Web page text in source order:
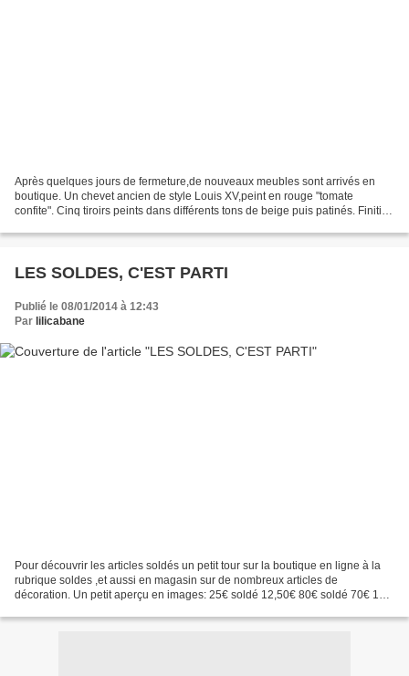
Après quelques jours de fermeture,de nouveaux meubles sont arrivés en
boutique. Un chevet ancien de style Louis XV,peint en rouge "tomate
confite". Cinq tiroirs peints dans différents tons de beige puis patinés. Finition
LES SOLDES, C'EST PARTI
Publié le 08/01/2014 à 12:43
Par lilicabane
Pour découvrir les articles soldés un petit tour sur la boutique en ligne à la
rubrique soldes ,et aussi en magasin sur de nombreux articles de
décoration. Un petit aperçu en images: 25€ soldé 12,50€ 80€ soldé 70€ 15€